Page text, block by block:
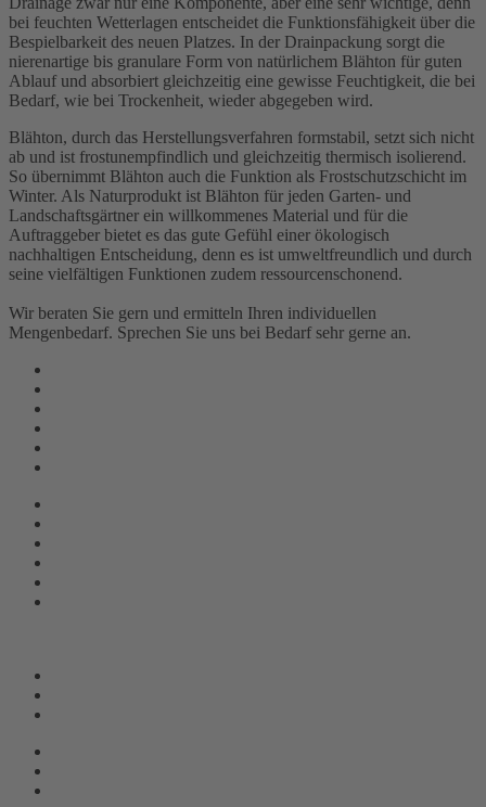
bei feuchten Wetterlagen entscheidet die Funktionsfähigkeit über die
Bespielbarkeit des neuen Platzes. In der Drainpackung sorgt die
nierenartige bis granulare Form von natürlichem Blähton für guten
Ablauf und absorbiert gleichzeitig eine gewisse Feuchtigkeit, die bei
Bedarf, wie bei Trockenheit, wieder abgegeben wird.
Blähton, durch das Herstellungsverfahren formstabil, setzt sich nicht
ab und ist frostunempfindlich und gleichzeitig thermisch isolierend.
So übernimmt Blähton auch die Funktion als Frostschutzschicht im
Winter. Als Naturprodukt ist Blähton für jeden Garten- und
Landschaftsgärtner ein willkommenes Material und für die
Auftraggeber bietet es das gute Gefühl einer ökologisch
nachhaltigen Entscheidung, denn es ist umweltfreundlich und durch
seine vielfältigen Funktionen zudem ressourcenschonend.
Wir beraten Sie gern und ermitteln Ihren individuellen
Mengenbedarf. Sprechen Sie uns bei Bedarf sehr gerne an.